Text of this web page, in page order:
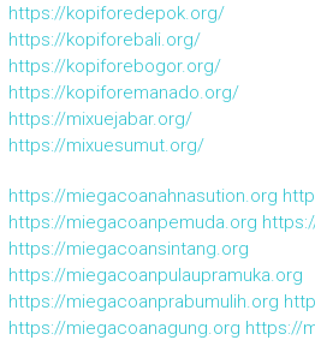
https://kopiforedepok.org/
https://kopiforebali.org/
https://kopiforebogor.org/
https://kopiforemanado.org/
https://mixuejabar.org/
https://mixuesumut.org/
https://miegacoanahnasution.org
https://miegacoanpemuda.org
https://miegacoansintang.org
https://miegacoanpulaupramuka.org
https://miegacoanprabumulih.org
https://miegacoanagung.org https://